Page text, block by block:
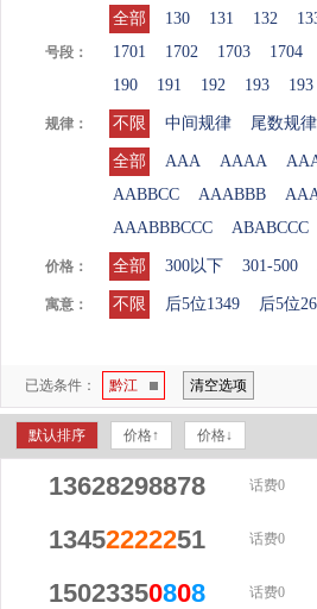
号段：
全部 130 131 132
1701
1702 1703 1704
190
191 192 193 193
规律： 不限 中间规律 尾数规律
全部 AAA AAAA
AABBCC
AAABBB
AAABBBCCC
ABABCCC
价格： 全部 300以下 301-500
寓意： 不限 后5位1349 后5位
已选条件： 黔江 清空选项
默认排序 价格↑ 价格↓
13628298878 话费0
13452222251 话费0
15023350808 话费0